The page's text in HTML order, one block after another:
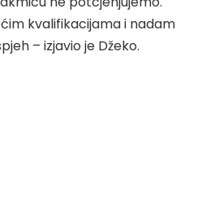
kvalifikacijama i nadam
– izjavio je Džeko.